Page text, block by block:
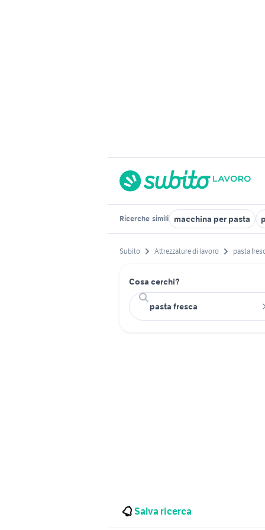
Ricerche simili macchina per pasta
Subito Attrezzature di lavoro pasta
Cosa cerchi?
Salva ricerca